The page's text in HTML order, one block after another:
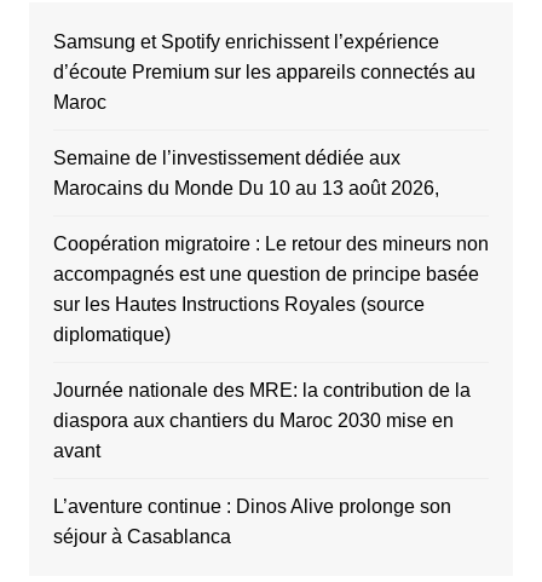
Samsung et Spotify enrichissent l’expérience
d’écoute Premium sur les appareils connectés au
Maroc
Semaine de l’investissement dédiée aux
Marocains du Monde Du 10 au 13 août 2026,
Coopération migratoire : Le retour des mineurs non
accompagnés est une question de principe basée
sur les Hautes Instructions Royales (source
diplomatique)
Journée nationale des MRE: la contribution de la
diaspora aux chantiers du Maroc 2030 mise en
avant
L’aventure continue : Dinos Alive prolonge son
séjour à Casablanca